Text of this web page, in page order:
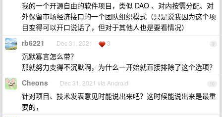
我的一个开源自由的软件项目，类似 DAO 、对内按需分配、对
外保留市场经济接口的一个团队组织模式（只是说我因为这个项
目变得可以开口说话了，但对于其他人也是要看情况）
9
rb6221 Dec 31, 2021 3
沉默寡言怎么带？
那就努力变得不沉默啊，为什么一开始就直接排除了这个选项？
10
Cheons Dec 31, 2021 via Android
针对项目、技术发表意见时能说出来吧？这时候能说出来是最重
要的，